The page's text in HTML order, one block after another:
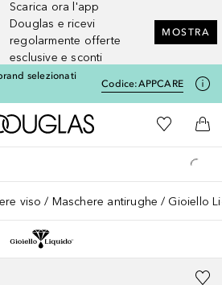
Scarica ora l'app
Douglas e ricevi
regolarmente offerte
esclusive e sconti
MOSTRA
selezionati
Codice:APPCARE
A Douglas HomeAlla Mia
Al
viso Maschere antirughe Gioiello